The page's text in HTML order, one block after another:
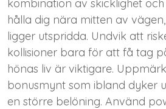
kombination av skicklighet
hålla dig nära mitten av
ligger utspridda. Undvik att
kollisioner bara för att få tag
hönas liv är viktigare.
bonusmynt som ibland dyker
en större belöning. Använd